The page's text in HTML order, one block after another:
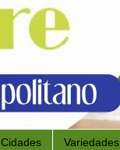
Cidades Variedades